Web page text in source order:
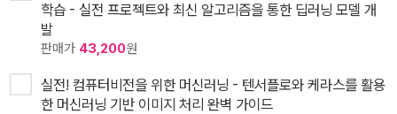
학습 - 실전 프로젝트와 최신 알고리즘을 통한 딥러닝 모델 개
발
판매가 43,200원
실전! 컴퓨터비전을 위한 머신러닝 - 텐서플로와 케라스를 활용
한 머신러닝 기반 이미지 처리 완벽 가이드